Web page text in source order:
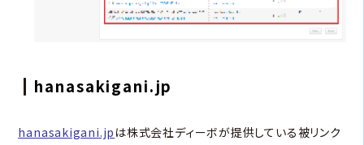
hanasakigani.jp
hanasakigani.jp は株式会社ディーボが提供している被リンク